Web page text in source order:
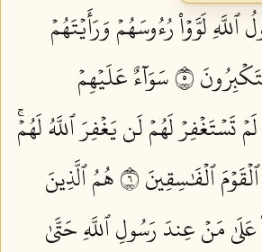
لَوَّوۡاْ رُءُوسَهُمۡ وَرَأَيۡتَهُمۡ
٥
سَوَآءٌ عَلَيۡهِمۡ
تَسۡتَغۡفِرۡ لَهُمۡ لَن يَغۡفِرَ ٱللَّهُ لَهُمۡۚ
ٱلۡفَٰسِقِينَ ٦
هُمُ ٱلَّذِينَ
عَلَىٰ مَنۡ عِندَ رَسُولِ ٱللَّهِ حَتَّىٰ